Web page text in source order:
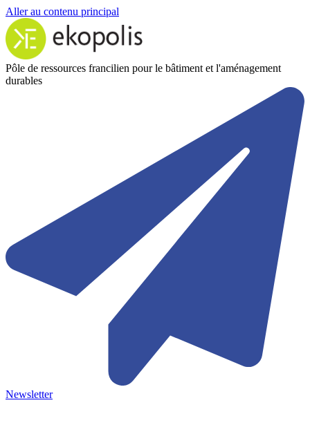
Aller au contenu principal
Pôle de ressources francilien pour le bâtiment et l'aménagement
durables
Newsletter